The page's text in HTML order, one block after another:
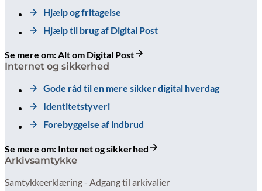
Hjælp og fritagelse
Hjælp til brug af Digital Post
Se mere om: Alt om Digital Post
Internet og sikkerhed
Gode råd til en mere sikker digital hverdag
Identitetstyveri
Forebyggelse af indbrud
Se mere om: Internet og sikkerhed
Arkivsamtykke
Samtykkeerklæring - Adgang til arkivalier